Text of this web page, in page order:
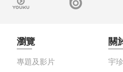
瀏覽
專題及影片
關
宇